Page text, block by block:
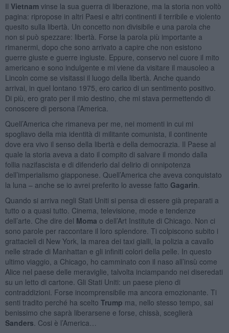
Il Vietnamvinse la sua guerra di liberazione, ma la storia non voltò
pagina: ripropose in altri Paesi e altri continenti il terribile e violento
quesito sulla libertà. Un concetto non divisibile e una parola che
non si può spezzare: libertà. Forse la parola più importante a
rimanermi, dopo che sono arrivato a capire che non esistono
guerre giuste e guerre ingiuste. Eppure, conservo nel cuore il mito
americano e sono indulgente e mi viene da visitare il mausoleo a
Lincoln come se visitassi il luogo della libertà. Anche quando
arrivai, in quel lontano 1975, ero carico di un sentimento positivo.
Di più, ero grato per il mio destino, che mi stava permettendo di
conoscere di persona l’America.
Quell’America che rimaneva per me, nei momenti in cui mi
spogliavo della mia identità di militante comunista, il continente
dove era vivo il senso della libertà e della democrazia. Il Paese al
quale la storia aveva a dato il compito di salvare il mondo dalla
follia nazifascista e di difenderlo dal delirio di onnipotenza
dell’imperialismo giapponese. Quell’America che aveva conquistato
la luna – anche se io avrei preferito lo avesse fatto Gagarin
Quando si arriva negli Stati Uniti si pensa di essere già preparati a
tutto o a quasi tutto. Cinema, televisione, mode e tendenze
dell’arte. Che dire del Moma o dell’Art Institute di Chicago. Non ci
sono parole per raccontare il loro splendore. Ti colpiscono subito i
grattacieli di New York, la marea dei taxi gialli, la polizia a cavallo
nelle strade di Manhattan e gli infiniti colori della pelle. In questo
ultimo viaggio, a Chicago, ho camminato con il naso all’insù̀ come
Alice nel paese delle meraviglie, talvolta inciampando nei diseredati
su un letto di cartone. Gli Stati Uniti: un paese pieno di
contraddizioni. Forse incomprensibile ma ancora emozionante. Ti
senti tradito perché ha scelto Trump ma, nello stesso tempo, sai
benissimo che saprà liberarsene e forse, chissà, sceglierà
Sanders . Cosi è l’America…